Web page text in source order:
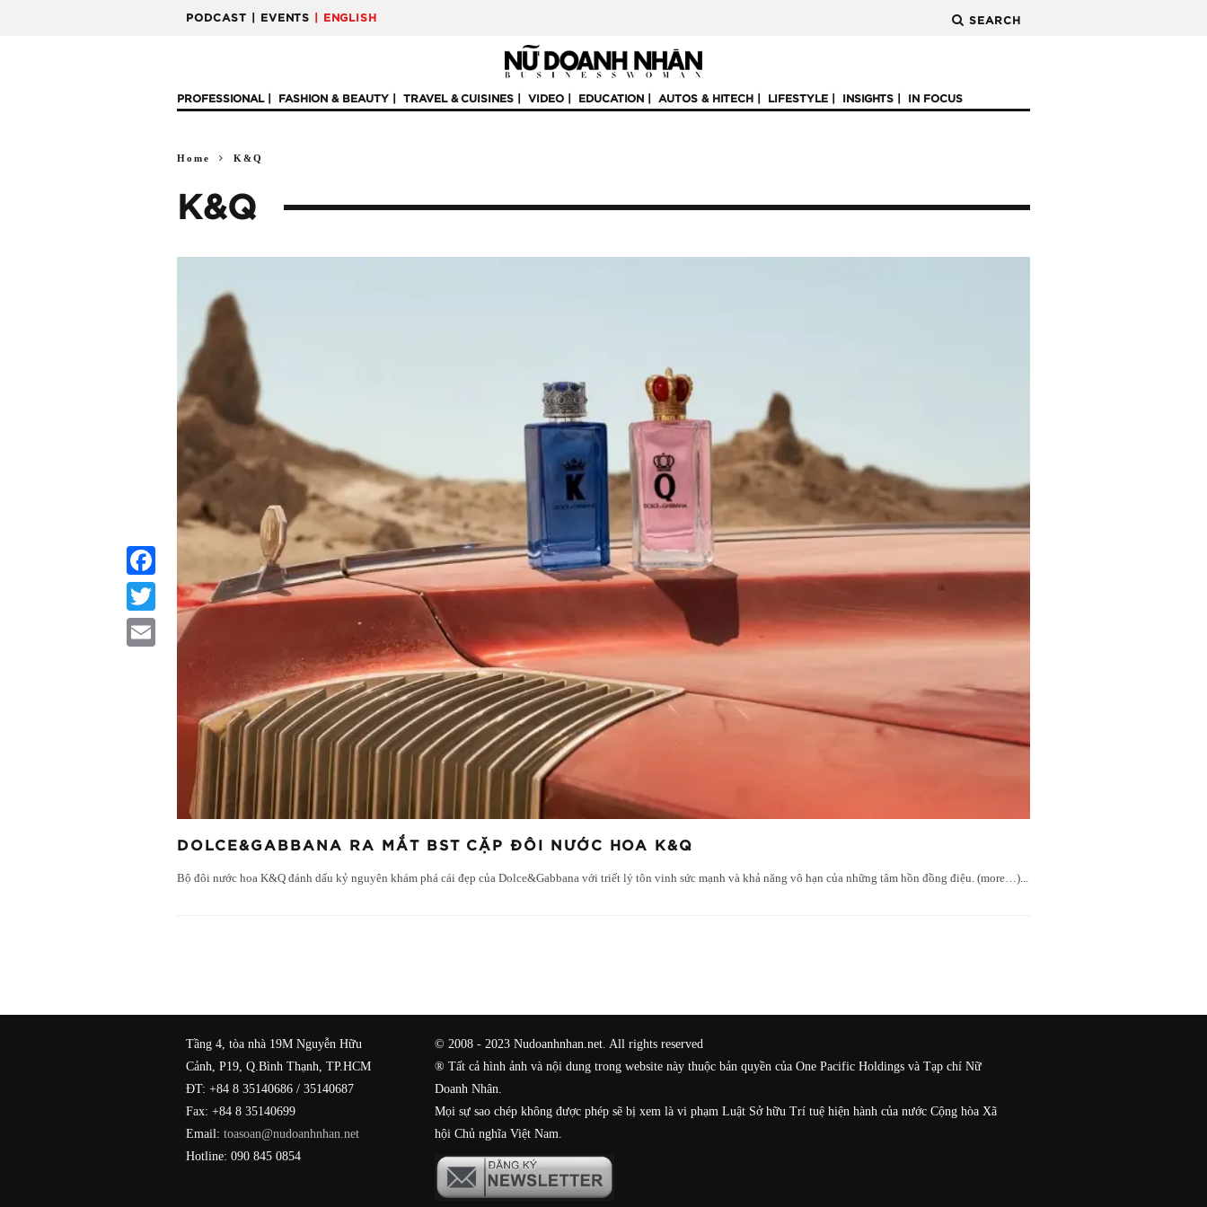
PODCAST | EVENTS | ENGLISH SEARCH
PROFESSIONAL FASHION & BEAUTY TRAVEL & CUISINES VIDEO EDUCATION AUTOS & HITECH LIFESTYLE INSIGHTS IN FOCUS
Home K&Q
K&Q
DOLCE&GABBANA RA MẮT BST CẶP ĐÔI NƯỚC HOA K&Q
Bộ đôi nước hoa K&Q đánh dấu kỷ nguyên khám phá cái đẹp của Dolce&Gabbana với triết lý tôn vinh sức mạnh và khả năng vô hạn của những tâm hồn đồng điệu. (more…)...
Facebook
Twitter
Tầng 4, tòa nhà 19M Nguyễn Hữu
Cảnh, P19, Q.Bình Thạnh, TP.HCM
ĐT: +84 8 35140686 / 35140687
Fax: +84 8 35140699
Email: toasoan@nudoanhnhan.net
Hotline: 090 845 0854
© 2008 - 2023 Nudoanhnhan.net. All rights reserved
® Tất cả hình ảnh và nội dung trong website này thuộc bản quyền của One Pacific Holdings và Tạp chí Nữ
Doanh Nhân.
Mọi sự sao chép không được phép sẽ bị xem là vi phạm Luật Sở hữu Trí tuệ hiện hành của nước Cộng hòa Xã
hội Chủ nghĩa Việt Nam.